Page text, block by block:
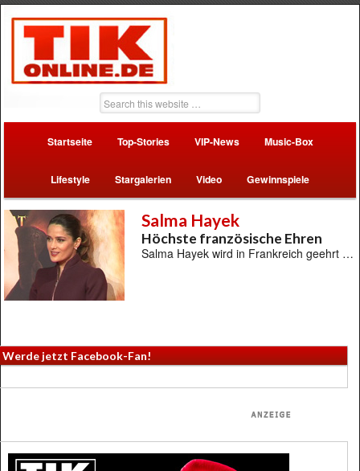
Startseite Top-Stories VIP-News Music-Box
Lifestyle Stargalerien Video Gewinnspiele
Salma Hayek
Höchste französische Ehren
Salma Hayek wird in Frankreich geehrt …
Werde jetzt Facebook-Fan!